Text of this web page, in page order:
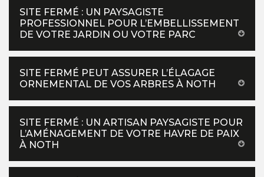
SITE FERMÉ : UN PAYSAGISTE
PROFESSIONNEL POUR L’EMBELLISSEMENT
DE VOTRE JARDIN OU VOTRE PARC
SITE FERMÉ PEUT ASSURER L’ÉLAGAGE
ORNEMENTAL DE VOS ARBRES À NOTH
SITE FERMÉ : UN ARTISAN PAYSAGISTE POUR
L’AMÉNAGEMENT DE VOTRE HAVRE DE PAIX
À NOTH